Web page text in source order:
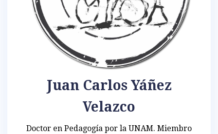
Juan Carlos Yáñez
Velazco
Doctor en Pedagogía por la UNAM. Miembro